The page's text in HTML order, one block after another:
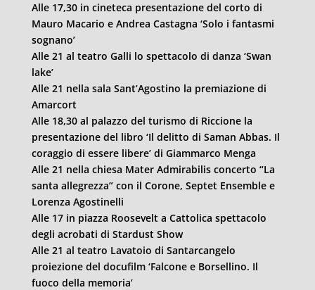
Alle 17,30 in cineteca presentazione del corto di
Mauro Macario e Andrea Castagna ‘Solo i fantasmi
sognano’
Alle 21 al teatro Galli lo spettacolo di danza ‘Swan
lake’
Alle 21 nella sala Sant’Agostino la premiazione di
Amarcort
Alle 18,30 al palazzo del turismo di Riccione la
presentazione del libro ‘Il delitto di Saman Abbas. Il
coraggio di essere libere’ di Giammarco Menga
Alle 21 nella chiesa Mater Admirabilis concerto “La
santa allegrezza” con il Corone, Septet Ensemble e
Lorenza Agostinelli
Alle 17 in piazza Roosevelt a Cattolica spettacolo
degli acrobati di Stardust Show
Alle 21 al teatro Lavatoio di Santarcangelo
proiezione del docufilm ‘Falcone e Borsellino. Il
fuoco della memoria’